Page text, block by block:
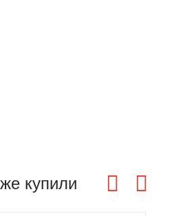
купили